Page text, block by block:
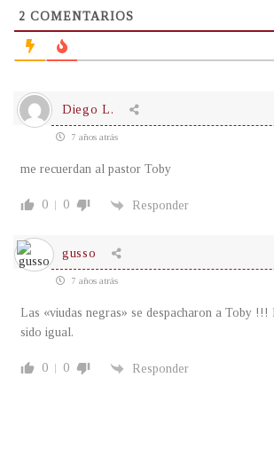
2 COMENTARIOS
Diego L.
7 años atrás
me recuerdan al pastor Toby
0 0 Responder
gusso
7 años atrás
Las «viudas negras» se despacharon a Toby
sido igual.
0 0 Responder